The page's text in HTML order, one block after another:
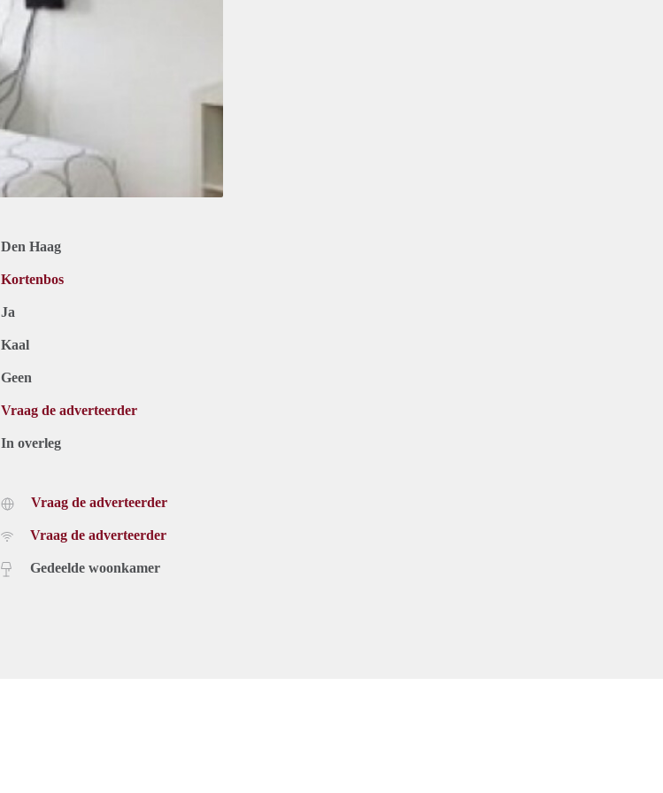
Den Haag
Kortenbos
Ja
Kaal
Geen
Vraag de adverteerder
In overleg
Vraag de adverteerder
Vraag de adverteerder
Gedeelde woonkamer